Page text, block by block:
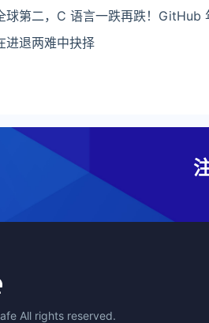
球第二，C 语言一跌再跌！GitHub
进退两难中抉择
All rights reserved.